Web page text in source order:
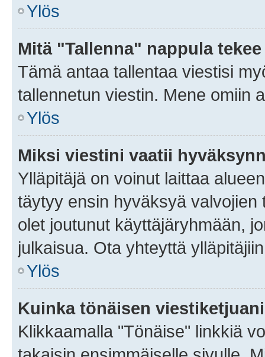
Ylös
Mitä "Tallenna" nappula
Tämä antaa tallentaa viestisi
tallennetun viestin. Mene omiin
Ylös
Miksi viestini vaatii
Ylläpitäjä on voinut laittaa
täytyy ensin hyväksyä
olet joutunut käyttäjäryhmään,
julkaisua. Ota yhteyttä
Ylös
Kuinka tönäisen
Klikkaamalla "Tönäise" linkkiä